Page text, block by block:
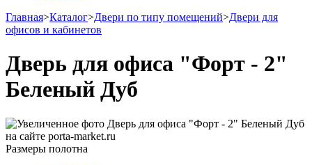
Главная>Каталог>Двери по типу помещений>Двери для
офисов и кабинетов
Дверь для офиса "Форт - 2"
Беленый Дуб
Размеры полотна